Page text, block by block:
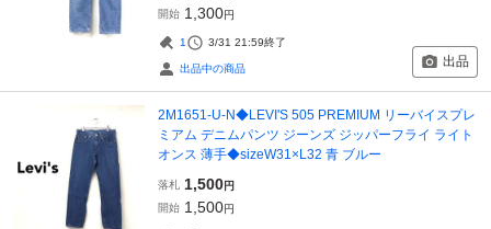
開始 1,300円
1 3/31 21:59終了
出品中の商品 出品
2M1651-U-N◆LEVI'S 505 PREMIUM リーバイスプレ
ミアム デニムパンツ ジーンズ ジッパーフライ ライト
オンス 薄手◆sizeW31×L32 青 ブルー
落札 1,500円
開始 1,500円